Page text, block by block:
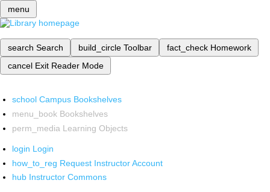
menu
search Search build_circle Toolbar fact_check Homework
cancel Exit Reader Mode
school Campus Bookshelves
menu_book Bookshelves
perm_media Learning Objects
login Login
how_to_reg Request Instructor Account
hub Instructor Commons